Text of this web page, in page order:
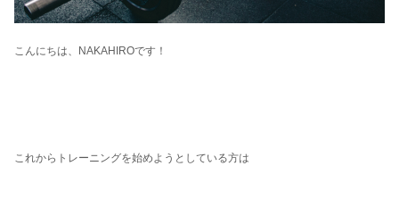
こんにちは、NAKAHIROです！
これからトレーニングを始めようとしている方は